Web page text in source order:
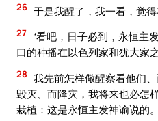
26 于是我醒了，我一看，觉
27 “看吧，日子必到，永恒主
口的种播在以色列家和犹大家之
28 我先前怎样儆醒察看他们
毁灭、而降灾，我将来也必怎
栽植：这是永恒主发神谕说的。